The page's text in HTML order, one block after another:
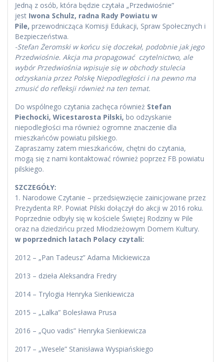
Jedną z osób, która będzie czytała „Przedwiośnie”
jest Iwona Schulz, radna Rady Powiatu w
Pile, przewodnicząca Komisji Edukacji, Spraw Społecznych i
Bezpieczeństwa.
-Stefan Żeromski w końcu się doczekał, podobnie jak jego
Przedwiośnie. Akcja ma propagować czytelnictwo, ale
wybór Przedwiośnia wpisuje się w obchody stulecia
odzyskania przez Polskę Niepodległości i na pewno ma
zmusić do refleksji również na ten temat.
Do wspólnego czytania zachęca również Stefan
Piechocki, Wicestarosta Pilski, bo odzyskanie
niepodległości ma również ogromne znaczenie dla
mieszkańców powiatu pilskiego.
Zapraszamy zatem mieszkańców, chętni do czytania,
mogą się z nami kontaktować również poprzez FB powiatu
pilskiego.
SZCZEGÓŁY:
1. Narodowe Czytanie – przedsięwzięcie zainicjowane przez
Prezydenta RP. Powiat Pilski dołączył do akcji w 2016 roku.
Poprzednie odbyły się w kościele Świętej Rodziny w Pile
oraz na dziedzińcu przed Młodzieżowym Domem Kultury.
w poprzednich latach Polacy czytali:
2012 – „Pan Tadeusz” Adama Mickiewicza
2013 – dzieła Aleksandra Fredry
2014 – Trylogia Henryka Sienkiewicza
2015 – „Lalka” Bolesława Prusa
2016 – „Quo vadis” Henryka Sienkiewicza
2017 – „Wesele” Stanisława Wyspiańskiego